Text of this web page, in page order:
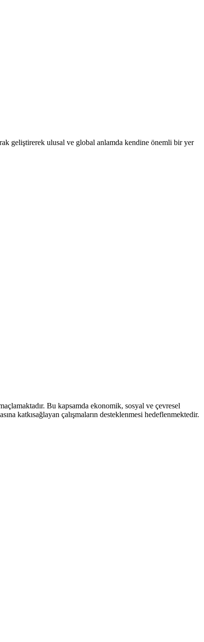
geliştirerek ulusal ve global anlamda kendine önemli bir yer
Bu kapsamda ekonomik, sosyal ve çevresel
katkısağlayan çalışmaların desteklenmesi hedeflenmektedir.